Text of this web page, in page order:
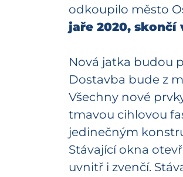
odkoupilo město
jaře 2020, skončí
Nová jatka budou
Dostavba bude z
Všechny nové
tmavou cihlovou
jedinečným
Stávající okna
uvnitř i zvenčí.